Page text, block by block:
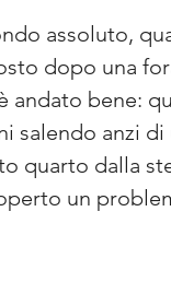
assoluto,
dopo una
andato bene:
salendo anzi di
quarto dalla
un